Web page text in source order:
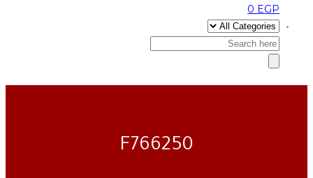
0 EGP
F766250